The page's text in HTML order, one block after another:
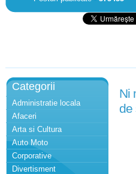
Categorii
Administratie locala
Afaceri
Arta si Cultura
Auto Moto
Corporative
Divertisment
Ni
de